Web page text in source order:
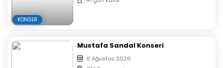
KONSER
Mustafa Sandal Konseri
8 Ağustos 2026